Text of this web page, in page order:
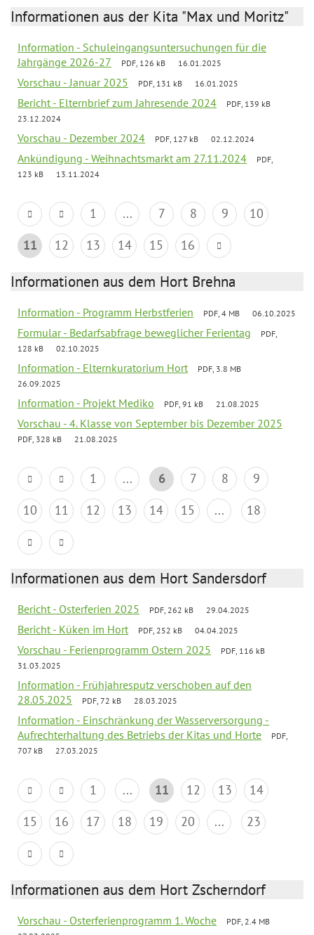
Informationen aus der Kita "Max und Moritz"
Information - Schuleingangsuntersuchungen für die
Jahrgänge 2026-27
PDF, 126 kB 16.01.2025
Vorschau - Januar 2025 PDF, 131 kB 16.01.2025
Bericht - Elternbrief zum Jahresende 2024
PDF, 139 kB
23.12.2024
Vorschau - Dezember 2024 PDF, 127 kB 02.12.2024
Ankündigung - Weihnachtsmarkt am 27.11.2024
PDF,
123 kB
13.11.2024
1 ... 7 8 9
10
11
12 13 14 15 16
Informationen aus dem Hort Brehna
Information - Programm Herbstferien PDF, 4 MB 06.10.2025
Formular - Bedarfsabfrage beweglicher Ferientag
PDF,
128 kB
02.10.2025
Information - Elternkuratorium Hort
PDF, 3.8 MB
26.09.2025
Information - Projekt Mediko PDF, 91 kB 21.08.2025
Vorschau - 4. Klasse von September bis Dezember 2025
PDF, 328 kB 21.08.2025
1 ... 6 7 8
9
10
11 12 13 14 15 ... 18
Informationen aus dem Hort Sandersdorf
Bericht - Osterferien 2025 PDF, 262 kB 29.04.2025
Bericht - Küken im Hort PDF, 252 kB 04.04.2025
Vorschau - Ferienprogramm Ostern 2025
PDF, 116 kB
31.03.2025
Information - Frühjahresputz verschoben auf den
28.05.2025
PDF, 72 kB 28.03.2025
Information - Einschränkung der Wasserversorgung -
Aufrechterhaltung des Betriebs der Kitas und Horte
PDF,
707 kB
27.03.2025
1 ... 11 12 13
14
15
16 17 18 19 20 ... 23
Informationen aus dem Hort Zscherndorf
Vorschau - Osterferienprogramm 1. Woche
PDF, 2.4 MB